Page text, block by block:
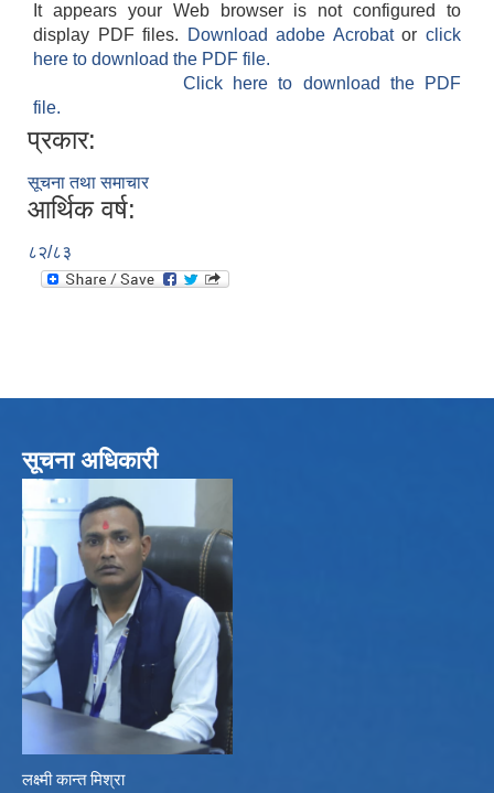
It appears your Web browser is not configured to
display PDF files.
Download adobe Acrobatorclick
here to download the PDF file.
Click here to download the PDF
file.
प्रकार:
सूचना तथा समाचार
आर्थिक वर्ष:
८२/८३
सूचना अधिकारी
लक्ष्मी कान्त मिश्रा